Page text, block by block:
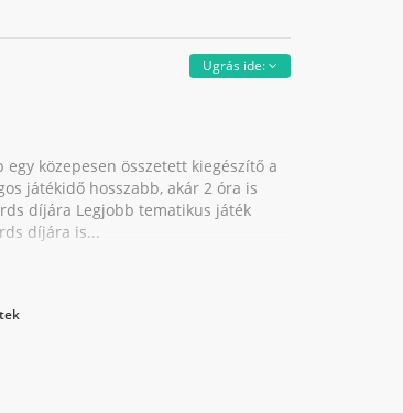
Ugrás ide:
közepesen összetett kiegészítő a
játékidő hosszabb, akár 2 óra is
díjára Legjobb tematikus játék
díjára is...